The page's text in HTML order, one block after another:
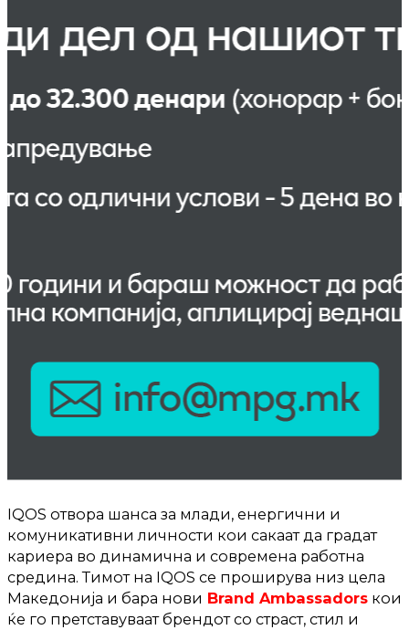
IQOS отвора шанса за млади, енергични и
комуникативни личности кои сакаат да градат
кариера во динамична и современа работна
средина. Тимот на IQOS се проширува низ цела
Македонија и бара нови Brand Ambassadors кои
ќе го претставуваат брендот со страст, стил и